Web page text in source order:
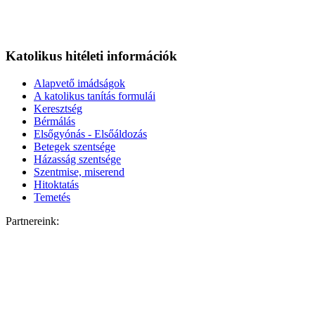
Katolikus hitéleti információk
Alapvető imádságok
A katolikus tanítás formulái
Keresztség
Bérmálás
Elsőgyónás - Elsőáldozás
Betegek szentsége
Házasság szentsége
Szentmise, miserend
Hitoktatás
Temetés
Partnereink: